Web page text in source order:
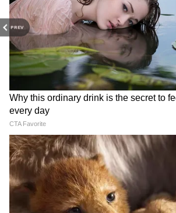
PREV
यह भी पढ़ें
संयुक्त विपक्ष का नाम अब
चुनाव में NDA vs INDIA का
महागठबंधन की फुल मीनिंग
RECOMMENDED STORIES
शिवसेना विवाद: SC ने पूछा- क्या
राजनीतिक दलों को भी लोकतांत्रिक
होना चाहिए?
Gen Z
के लिए